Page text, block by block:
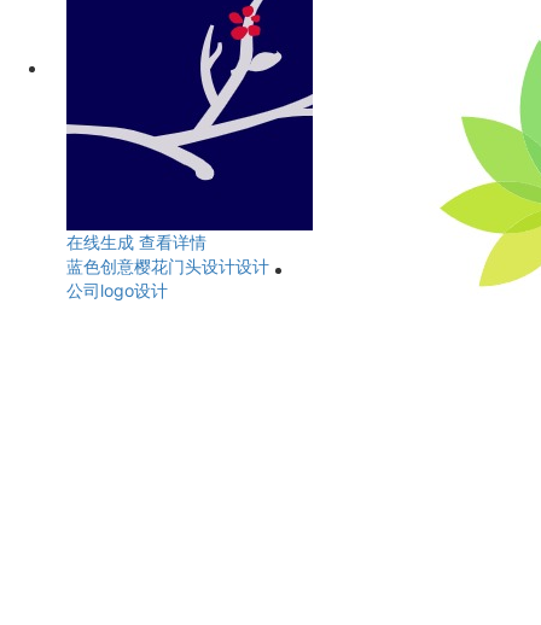
在线生成 查看详情
蓝色创意樱花门头设计设计
公司logo设计